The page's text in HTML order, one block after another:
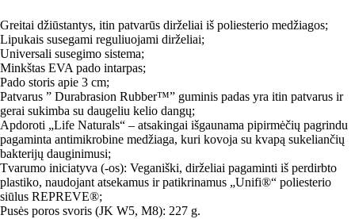
Greitai džiūstantys, itin patvarūs dirželiai iš poliesterio medžiagos;
Lipukais susegami reguliuojami dirželiai;
Universali susegimo sistema;
Minkštas EVA pado intarpas;
Pado storis apie 3 cm;
Patvarus ” Durabrasion Rubber™” guminis padas yra itin patvarus ir
gerai sukimba su daugeliu kelio dangų;
Apdoroti „Life Naturals“ – atsakingai išgaunama pipirmėčių pagrindu
pagaminta antimikrobine medžiaga, kuri kovoja su kvapą sukeliančių
bakterijų dauginimusi;
Tvarumo iniciatyva (-os): Veganiški, dirželiai pagaminti iš perdirbto
plastiko, naudojant atsekamus ir patikrinamus „Unifi®“ poliesterio
siūlus REPREVE®;
Pusės poros svoris (JK W5, M8): 227 g.